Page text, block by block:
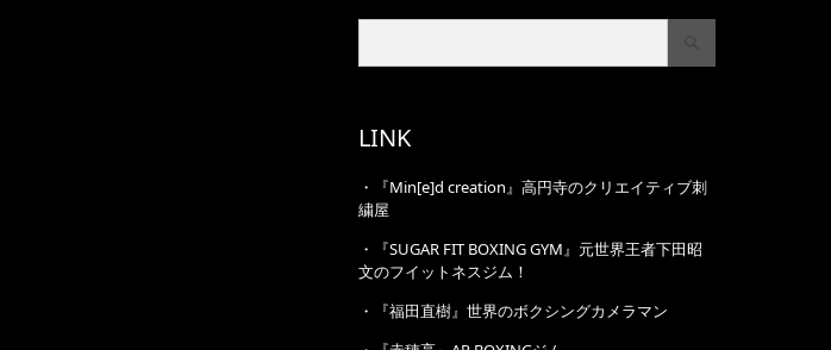
LINK
・
『Min[e]d creation』高円寺のクリエイティブ刺
繍屋
・
『SUGAR FIT BOXING GYM』元世界王者下田昭
文のフイットネスジム！
・
『福田直樹』世界のボクシングカメラマン